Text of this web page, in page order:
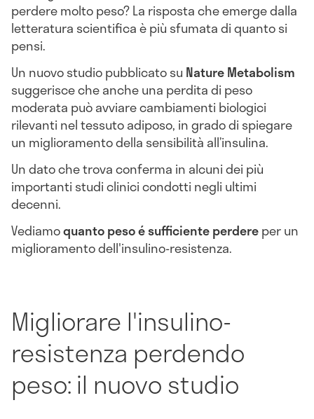
perdere molto peso? La risposta che emerge dalla
letteratura scientifica è più sfumata di quanto si
pensi.
Un nuovo studio pubblicato su Nature Metabolism
suggerisce che anche una perdita di peso
moderata può avviare cambiamenti biologici
rilevanti nel tessuto adiposo, in grado di spiegare
un miglioramento della sensibilità all’insulina.
Un dato che trova conferma in alcuni dei più
importanti studi clinici condotti negli ultimi
decenni.
Vediamoquanto peso é sufficiente perdereper un
miglioramento dell'insulino-resistenza.
Migliorare l'insulino-
resistenza perdendo
peso: il nuovo studio